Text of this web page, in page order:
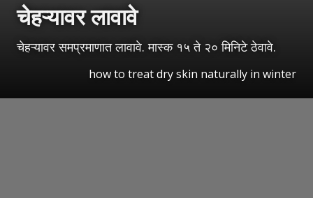
चेहऱ्यावर लावावे
चेहऱ्यावर समप्रमाणात लावावे. मास्क १५ ते २० मिनिटे ठेवावे.
how to treat dry skin naturally in winter